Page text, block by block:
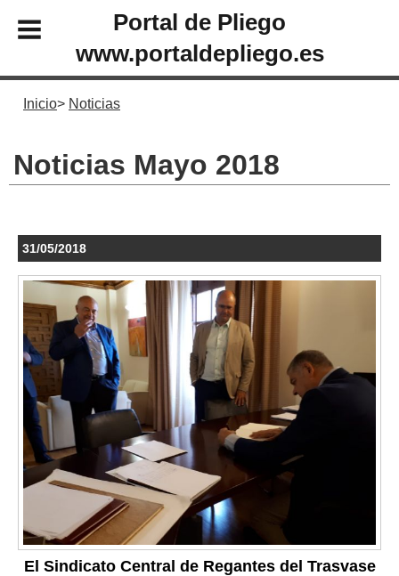
Portal de Pliego
www.portaldepliego.es
Inicio Noticias
Noticias Mayo 2018
31/05/2018
El Sindicato Central de Regantes del Trasvase